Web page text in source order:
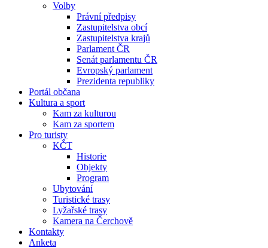
Volby
Právní předpisy
Zastupitelstva obcí
Zastupitelstva krajů
Parlament ČR
Senát parlamentu ČR
Evropský parlament
Prezidenta republiky
Portál občana
Kultura a sport
Kam za kulturou
Kam za sportem
Pro turisty
KČT
Historie
Objekty
Program
Ubytování
Turistické trasy
Lyžařské trasy
Kamera na Čerchově
Kontakty
Anketa